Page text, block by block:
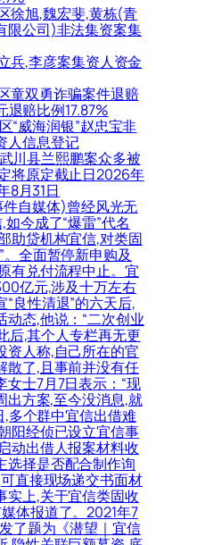
徐旭,魏宏斐,黄栋(青
限公司)非法集资案集
兵,李彦案集资人资金
童双勇诈骗案件退赔
赔比例17.87%
“威海润银”赵忠宝非
人信息登记
川县兰熙鹏案众多被
将原定截止日2026年
8月31日
件自媒体)曾经风光无
今成了“爆雷”代名
助贷机构宜信,对类固
全面暂停新申购及
有兑付流程中止。宜
亿元,涉及十万左右
良性清退”的六天后,
态,他说：“二次创业
后,其个人专栏再无更
资人称,自己所在的官
散了,且事前并没有任
士7月7日表示：“现
出方案,至今没消息,就
,多个群中宜信出借难
阳经侦已设立宜信事
动出借人报案材料收
选择是否配合制作询
直接现场递交书面材
实上,关于宜信类固收
体报道了。2021年7
了题为《潜望｜宜信